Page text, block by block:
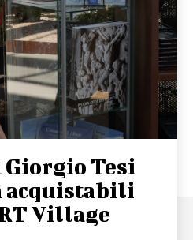
Tesi
acquistabili
Village